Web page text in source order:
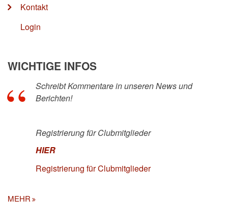
Kontakt
Login
WICHTIGE INFOS
Schreibt Kommentare in unseren News und
Berichten!
Registrierung für Clubmitglieder
HIER
Registrierung für Clubmitglieder
MEHR